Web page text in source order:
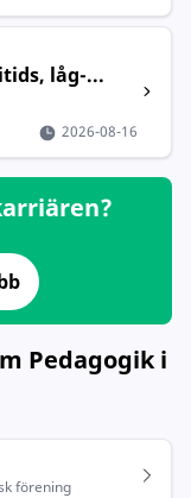
låg-...
2026-08-16
Pedagogik i
förening